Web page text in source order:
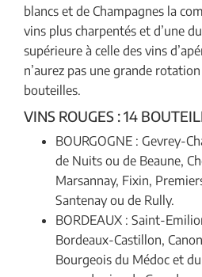
blancs et de Champagnes la
vins plus charpentés et d’une
supérieure à celle des vins
n’aurez pas une grande
bouteilles.
VINS ROUGES : 14
BOURGOGNE : Gevrey-
de Nuits ou de Beaune,
Marsannay, Fixin,
Santenay ou de Rully.
BORDEAUX : Saint-
Bordeaux-Castillon,
Bourgeois du Médoc et